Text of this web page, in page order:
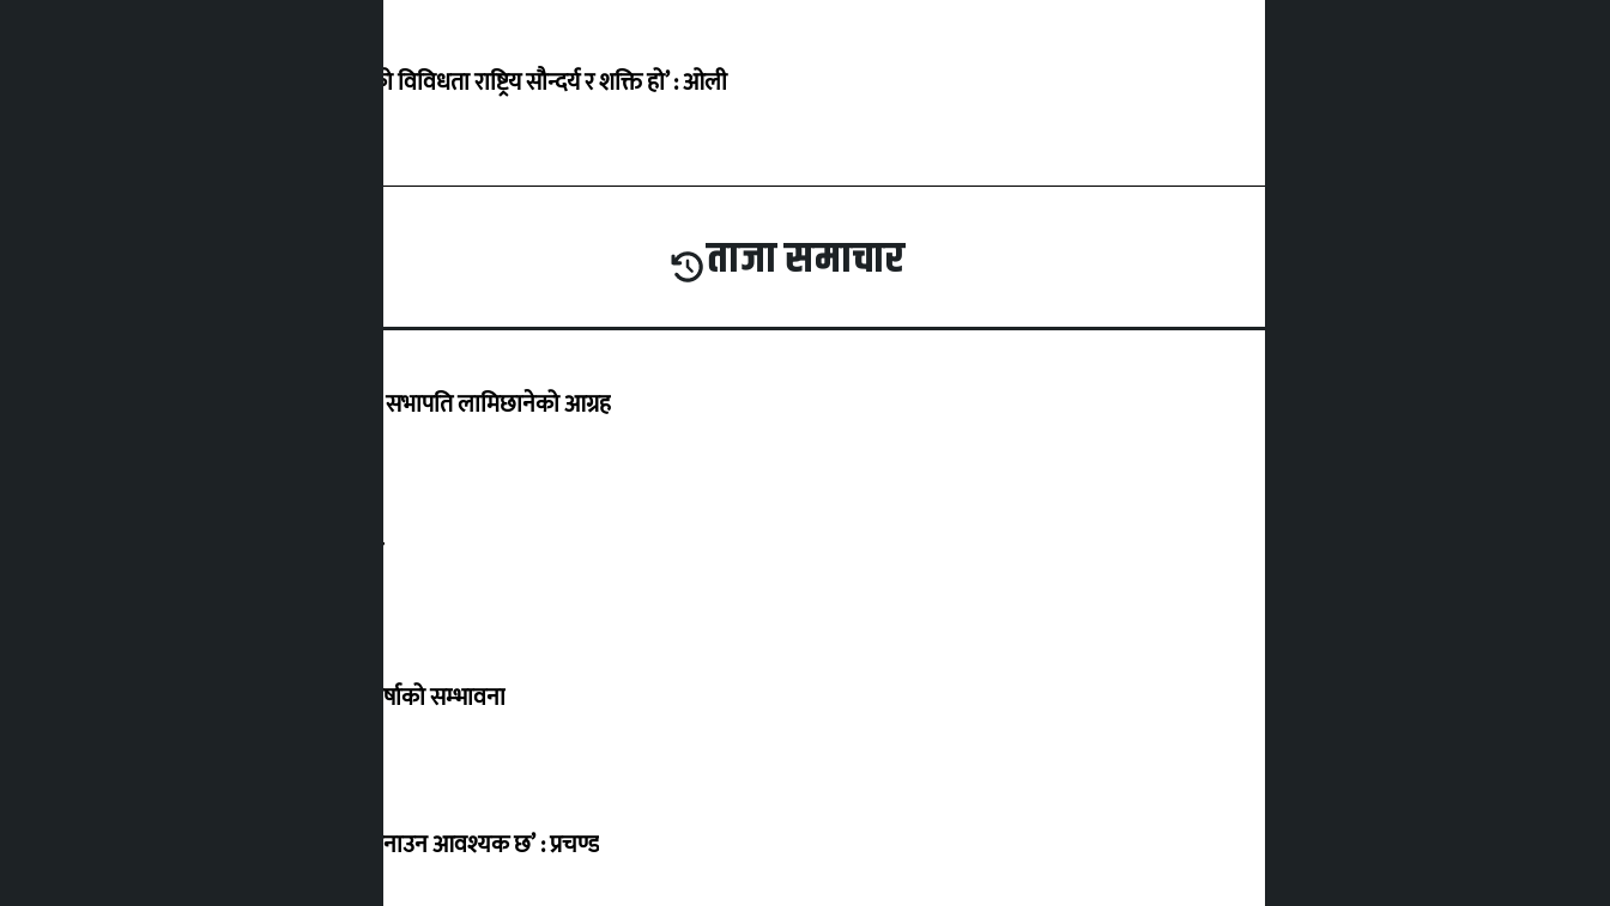
‘नेपालको विविधता राष्ट्रिय सौन्दर्य र शक्ति हो’ : ओली
ताजा समाचार
सानातिना उतारचढावबाट नआत्तिन रास्वपा सभापति लामिछानेको आग्रह
सुनको भाउ तोलामा तीन लाख रुपैयाँ नाघ्यो
मनसुन सक्रिय, देशका केही स्थानमा भारी वर्षाको सम्भावना
‘अधिकार प्राप्तिको संघर्षलाई अझ सशक्त बनाउन आवश्यक छ’ : प्रचण्ड